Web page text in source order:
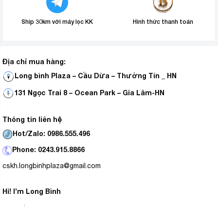
Ship 30km với máy lọc KK Hình thức thanh toán
Địa chỉ mua hàng:
Long bình Plaza – Cầu Dừa – Thường Tín _ HN
131 Ngọc Trai 8 – Ocean Park – Gia Lâm-HN
Thông tin liên hệ
Hot/Zalo: 0986.555.496
Phone: 0243.915.8866
cskh.longbinhplaza@gmail.com
Hi! I’m Long Bình